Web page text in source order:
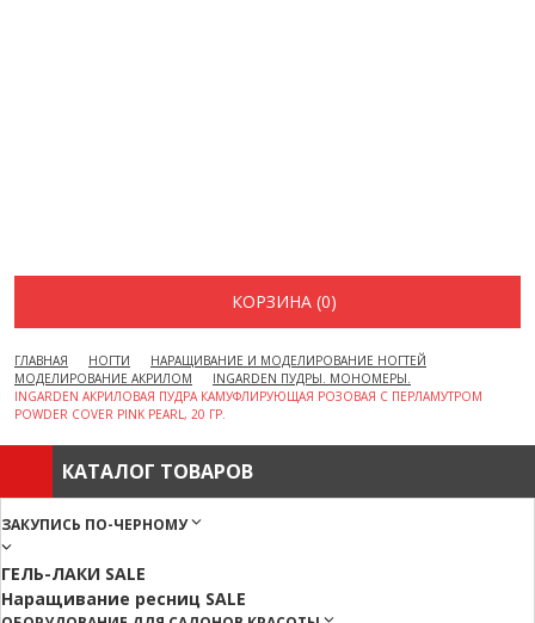
КОРЗИНА (0)
ГЛАВНАЯ НОГТИ
НАРАЩИВАНИЕ И МОДЕЛИРОВАНИЕ НОГТЕЙ
МОДЕЛИРОВАНИЕ АКРИЛОМ
INGARDEN ПУДРЫ. МОНОМЕРЫ.
INGARDEN АКРИЛОВАЯ ПУДРА КАМУФЛИРУЮЩАЯ РОЗОВАЯ С ПЕРЛАМУТРОМ
POWDER COVER PINK PEARL, 20 ГР.
КАТАЛОГ ТОВАРОВ
ЗАКУПИСЬ ПО-ЧЕРНОМУ
ГЕЛЬ-ЛАКИ SALE
Наращивание ресниц SALE